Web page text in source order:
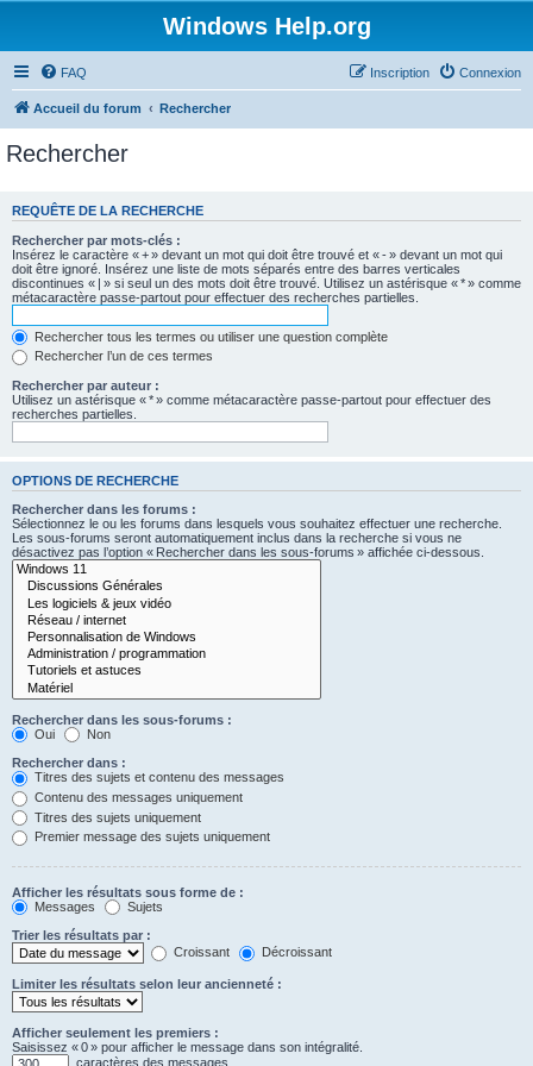
Windows Help.org
FAQ Connexion
Inscription
Accueil du forum Rechercher
Rechercher
REQUÊTE DE LA RECHERCHE
Rechercher par mots-clés :
Insérez le caractère « + » devant un mot qui doit être trouvé et « - » devant un mot qui
doit être ignoré. Insérez une liste de mots séparés entre des barres verticales
discontinues « | » si seul un des mots doit être trouvé. Utilisez un astérisque « * » comme
métacaractère passe-partout pour effectuer des recherches partielles.
Rechercher tous les termes ou utiliser une question complète
Rechercher l’un de ces termes
Rechercher par auteur :
Utilisez un astérisque « * » comme métacaractère passe-partout pour effectuer des
recherches partielles.
OPTIONS DE RECHERCHE
Rechercher dans les forums :
Sélectionnez le ou les forums dans lesquels vous souhaitez effectuer une recherche.
Les sous-forums seront automatiquement inclus dans la recherche si vous ne
désactivez pas l’option « Rechercher dans les sous-forums » affichée ci-dessous.
Rechercher dans les sous-forums :
Oui
Non
Rechercher dans :
Titres des sujets et contenu des messages
Contenu des messages uniquement
Titres des sujets uniquement
Premier message des sujets uniquement
Afficher les résultats sous forme de :
Messages
Sujets
Trier les résultats par :
Croissant
Décroissant
Limiter les résultats selon leur ancienneté :
Afficher seulement les premiers :
Saisissez « 0 » pour afficher le message dans son intégralité.
caractères des messages